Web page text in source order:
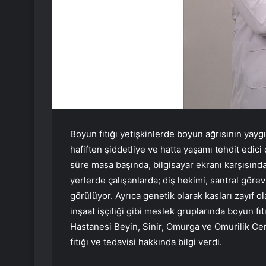
Boyun fıtığı yetişkinlerde boyun ağrısının
hafiften şiddetliye ve hatta yaşamı tehdit edici
süre masa başında, bilgisayar ekranı
yerlerde çalışanlarda; diş hekimi, santral
görülüyor. Ayrıca genetik olarak kasları zayıf
inşaat işçiliği gibi meslek gruplarında boyun
Hastanesi Beyin, Sinir, Omurga ve Omurilik
fıtığı ve tedavisi hakkında bilgi verdi.